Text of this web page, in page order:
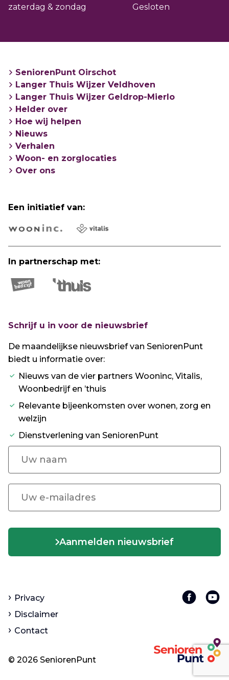
zaterdag & zondag
Gesloten
SeniorenPunt Oirschot
Langer Thuis Wijzer Veldhoven
Langer Thuis Wijzer Geldrop-Mierlo
Helder over
Hoe wij helpen
Nieuws
Verhalen
Woon- en zorglocaties
Over ons
Een initiatief van:
In partnerschap met:
Schrijf u in voor de nieuwsbrief
De maandelijkse nieuwsbrief van SeniorenPunt
biedt u informatie over:
Nieuws van de vier partners Wooninc, Vitalis,
Woonbedrijf en ’thuis
Relevante bijeenkomsten over wonen, zorg en
welzijn
Dienstverlening van SeniorenPunt
Aanmelden nieuwsbrief
Privacy
Disclaimer
Contact
© 2026 SeniorenPunt